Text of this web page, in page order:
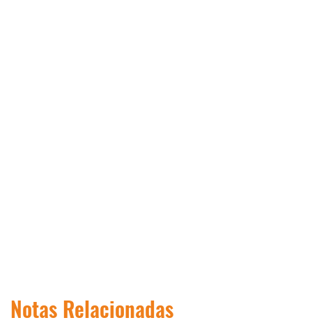
Notas Relacionadas